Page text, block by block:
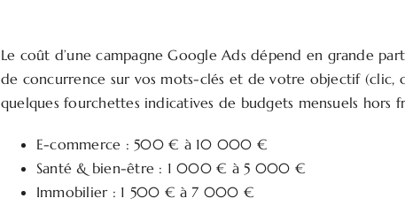
Le coût d’une campagne Google Ads dépend en grande
de concurrence sur vos mots-clés et de votre objectif (clic,
quelques fourchettes indicatives de budgets mensuels hors
E-commerce : 500 € à 10 000 €
Santé & bien-être : 1 000 € à 5 000 €
Immobilier : 1 500 € à 7 000 €